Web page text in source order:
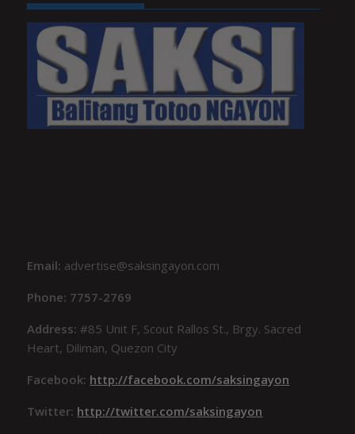
Email: advertise@saksingayon.com
Phone: 7757-2769
Address:#85 Unit F, Scout Rallos St., Brgy. Sacred
Heart, Diliman, Quezon City
Facebook: http://facebook.com/saksingayon
Twitter: http://twitter.com/saksingayon